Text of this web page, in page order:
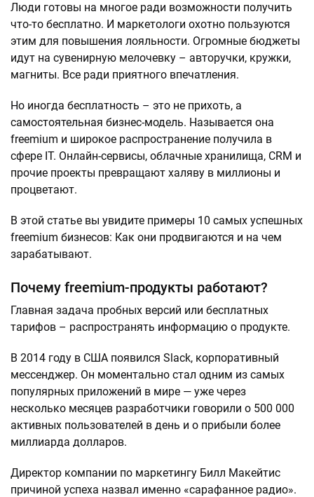
Люди готовы на многое ради возможности получить
что-то бесплатно. И маркетологи охотно пользуются
этим для повышения лояльности. Огромные бюджеты
идут на сувенирную мелочевку – авторучки, кружки,
магниты. Все ради приятного впечатления.
Но иногда бесплатность – это не прихоть, а
самостоятельная бизнес-модель. Называется она
freemium и широкое распространение получила в
сфере IT. Онлайн-сервисы, облачные хранилища, CRM и
прочие проекты превращают халяву в миллионы и
процветают.
В этой статье вы увидите примеры 10 самых успешных
freemium бизнесов: Как они продвигаются и на чем
зарабатывают.
Почему freemium-продукты работают?
Главная задача пробных версий или бесплатных
тарифов – распространять информацию о продукте.
В 2014 году в США появился Slack, корпоративный
мессенджер. Он моментально стал одним из самых
популярных приложений в мире — уже через
несколько месяцев разработчики говорили о 500 000
активных пользователей в день и о прибыли более
миллиарда долларов.
Директор компании по маркетингу Билл Макейтис
причиной успеха назвал именно «сарафанное радио».